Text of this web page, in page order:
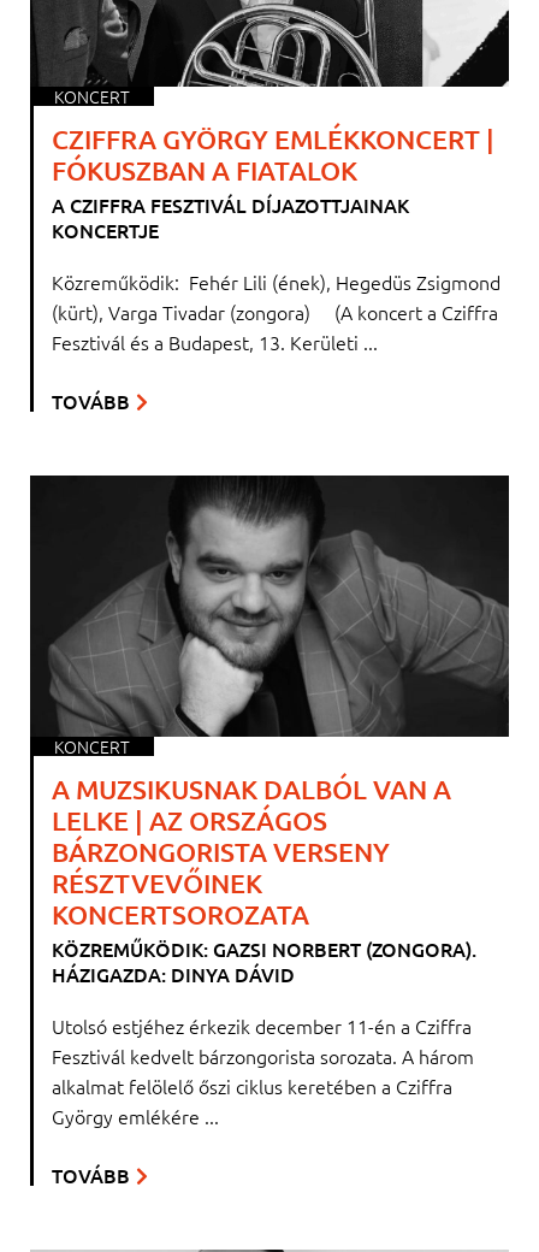
KONCERT
CZIFFRA GYÖRGY EMLÉKKONCERT |
FÓKUSZBAN A FIATALOK
A CZIFFRA FESZTIVÁL DÍJAZOTTJAINAK
KONCERTJE
Közreműködik: Fehér Lili (ének), Hegedüs Zsigmond
(kürt), Varga Tivadar (zongora) (A koncert a Cziffra
Fesztivál és a Budapest, 13. Kerületi ...
TOVÁBB
KONCERT
A MUZSIKUSNAK DALBÓL VAN A
LELKE | AZ ORSZÁGOS
BÁRZONGORISTA VERSENY
RÉSZTVEVŐINEK
KONCERTSOROZATA
KÖZREMŰKÖDIK: GAZSI NORBERT (ZONGORA).
HÁZIGAZDA: DINYA DÁVID
Utolsó estjéhez érkezik december 11-én a Cziffra
Fesztivál kedvelt bárzongorista sorozata. A három
alkalmat felölelő őszi ciklus keretében a Cziffra
György emlékére ...
TOVÁBB